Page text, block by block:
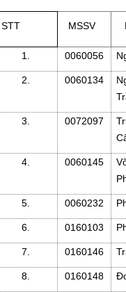
STT MSSV
1. 0060056
2. 0060134
3. 0072097
4. 0060145
5. 0060232
6. 0160103
7. 0160146
8. 0160148